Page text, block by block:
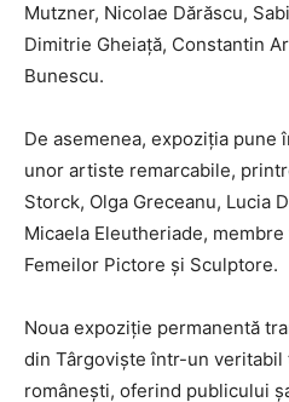
Mutzner, Nicolae Dărăscu,
Dimitrie Gheiață, Constantin
Bunescu.
De asemenea, expoziția pune
unor artiste remarcabile,
Storck, Olga Greceanu, Lucia
Micaela Eleutheriade,
Femeilor Pictore și Sculptore.
Noua expoziție permanentă
din Târgoviște într-un
românești, oferind publicului